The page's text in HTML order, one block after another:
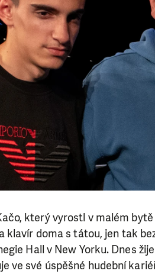
který vyrostl v malém
klavír doma s tátou, jen tak
Hall v New Yorku. Dnes
ve své úspěšné hudební